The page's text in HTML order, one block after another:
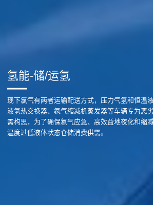
氢能-储/运氢
现下氯气有两者运输配送方式，压力气氢和恒温
液氢热交换器、氡气缩减机蒸发器等车辆专为恶
需构思，为了确保氡气应急、高效益地夜化和缩
温度过低液体状态仓储消费供需。